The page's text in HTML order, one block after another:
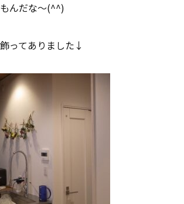
んだな～(^^)
ってありました↓